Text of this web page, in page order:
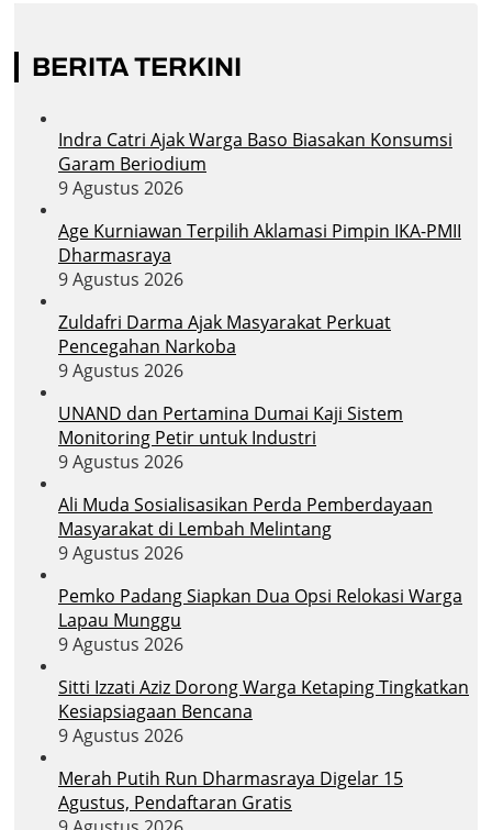
BERITA TERKINI
Indra Catri Ajak Warga Baso Biasakan Konsumsi
Garam Beriodium
9 Agustus 2026
Age Kurniawan Terpilih Aklamasi Pimpin IKA-PMII
Dharmasraya
9 Agustus 2026
Zuldafri Darma Ajak Masyarakat Perkuat
Pencegahan Narkoba
9 Agustus 2026
UNAND dan Pertamina Dumai Kaji Sistem
Monitoring Petir untuk Industri
9 Agustus 2026
Ali Muda Sosialisasikan Perda Pemberdayaan
Masyarakat di Lembah Melintang
9 Agustus 2026
Pemko Padang Siapkan Dua Opsi Relokasi Warga
Lapau Munggu
9 Agustus 2026
Sitti Izzati Aziz Dorong Warga Ketaping Tingkatkan
Kesiapsiagaan Bencana
9 Agustus 2026
Merah Putih Run Dharmasraya Digelar 15
Agustus, Pendaftaran Gratis